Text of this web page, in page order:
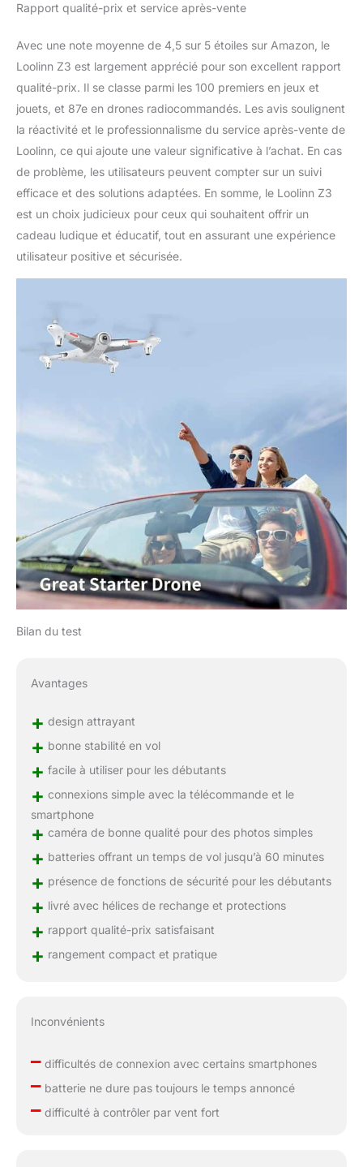
Rapport qualité-prix et service après-vente
Avec une note moyenne de 4,5 sur 5 étoiles sur Amazon, le
Loolinn Z3 est largement apprécié pour son excellent rapport
qualité-prix. Il se classe parmi les 100 premiers en jeux et
jouets, et 87e en drones radiocommandés. Les avis soulignent
la réactivité et le professionnalisme du service après-vente de
Loolinn, ce qui ajoute une valeur significative à l’achat. En cas
de problème, les utilisateurs peuvent compter sur un suivi
efficace et des solutions adaptées. En somme, le Loolinn Z3
est un choix judicieux pour ceux qui souhaitent offrir un
cadeau ludique et éducatif, tout en assurant une expérience
utilisateur positive et sécurisée.
Bilan du test
Avantages
+ design attrayant
+ bonne stabilité en vol
+ facile à utiliser pour les débutants
+ connexions simple avec la télécommande et le
smartphone
+ caméra de bonne qualité pour des photos simples
+ batteries offrant un temps de vol jusqu’à 60 minutes
+ présence de fonctions de sécurité pour les débutants
+ livré avec hélices de rechange et protections
+ rapport qualité-prix satisfaisant
+ rangement compact et pratique
Inconvénients
–difficultés de connexion avec certains smartphones
–batterie ne dure pas toujours le temps annoncé
–difficulté à contrôler par vent fort